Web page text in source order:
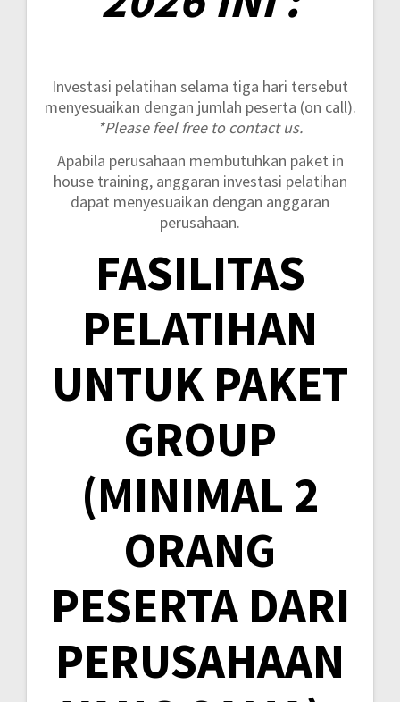
Investasi pelatihan selama tiga hari tersebut
menyesuaikan dengan jumlah peserta (on call).
*Please feel free to contact us.
Apabila perusahaan membutuhkan paket in
house training, anggaran investasi pelatihan
dapat menyesuaikan dengan anggaran
perusahaan.
FASILITAS
PELATIHAN
UNTUK PAKET
GROUP
(MINIMAL 2
ORANG
PESERTA DARI
PERUSAHAAN